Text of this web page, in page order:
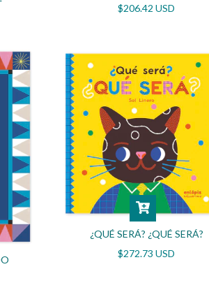
$206.42 USD
¿QUÉ SERÁ? ¿QUÉ SERÁ?
$272.73 USD